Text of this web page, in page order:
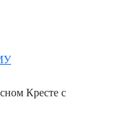
Кресте с